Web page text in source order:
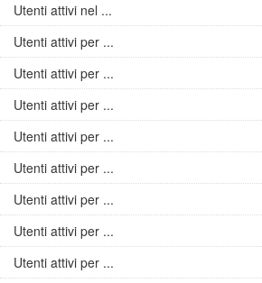
Utenti attivi nel ...
Utenti attivi per ...
Utenti attivi per ...
Utenti attivi per ...
Utenti attivi per ...
Utenti attivi per ...
Utenti attivi per ...
Utenti attivi per ...
Utenti attivi per ...